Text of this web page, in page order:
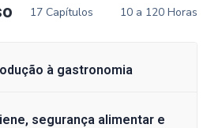
17 Capítulos 10 a 120 Horas
à gastronomia
segurança alimentar e